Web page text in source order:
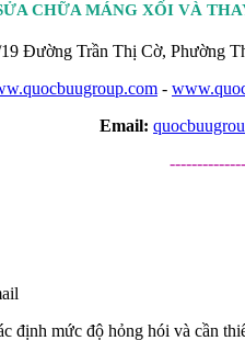
CHỮA MÁNG XỐI VÀ
19 Đường Trần Thị Cờ, Phường
-
Email:
định mức độ hỏng hói và cần